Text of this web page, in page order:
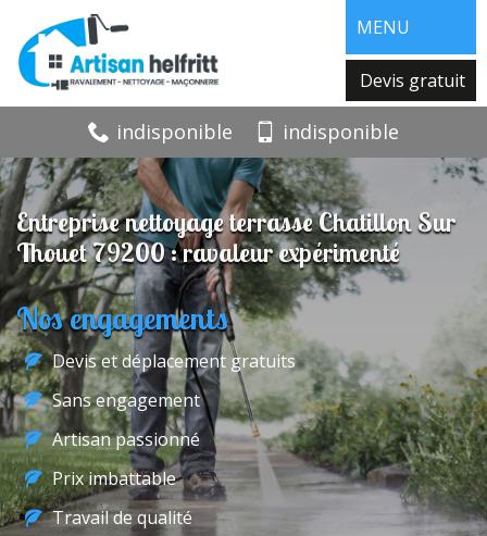
MENU
Devis gratuit
indisponible indisponible
Entreprise nettoyage terrasse Chatillon Sur
Thouet 79200 : ravaleur expérimenté
Nos engagements
Devis et déplacement gratuits
Sans engagement
Artisan passionné
Prix imbattable
Travail de qualité